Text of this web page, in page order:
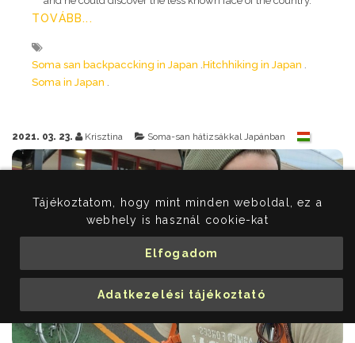
Tájékoztatom, hogy mint minden weboldal, ez a
webhely is használ cookie-kat
Elfogadom
Adatkezelési tájékoztató
TOVÁBB...
Soma san backpaccking in Japan Hitchhiking in Japan
Soma in Japan
2021. 03. 23. Krisztina Soma-san hátizsákkal Japánban